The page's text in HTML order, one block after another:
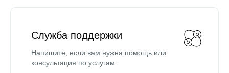
Служба поддержки
Напишите, если вам нужна помощь или
консультация по услугам.